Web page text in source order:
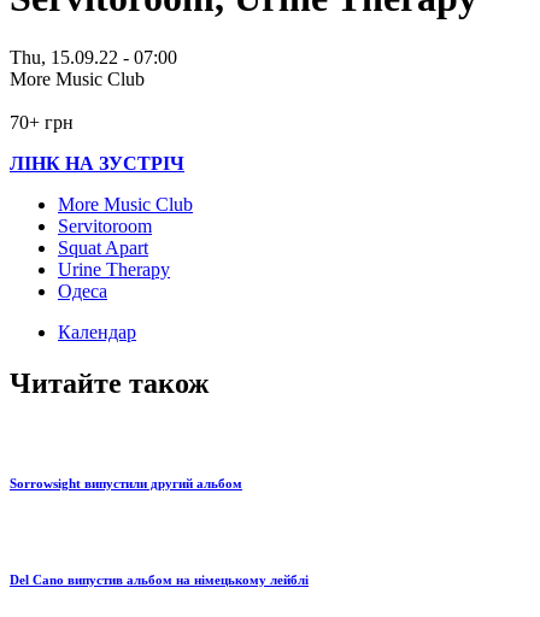
Thu, 15.09.22 - 07:00
More Music Club
70+ грн
ЛІНК НА ЗУСТРІЧ
More Music Club
Servitoroom
Squat Apart
Urine Therapy
Одеса
Календар
Читайте також
Sorrowsight випустили другий альбом
Del Cano випустив альбом на німецькому лейблі